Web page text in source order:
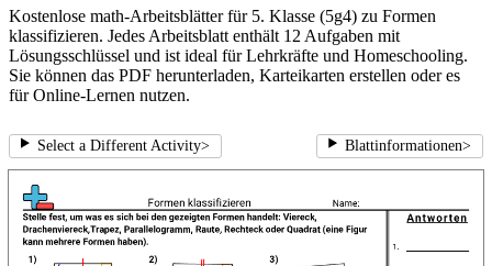
Kostenlose math-Arbeitsblätter für 5. Klasse (5g4) zu Formen
klassifizieren. Jedes Arbeitsblatt enthält 12 Aufgaben mit
Lösungsschlüssel und ist ideal für Lehrkräfte und Homeschooling.
Sie können das PDF herunterladen, Karteikarten erstellen oder es
für Online-Lernen nutzen.
Select a Different Activity> Blattinformationen>